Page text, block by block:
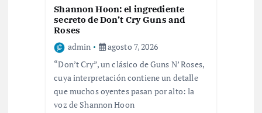
Shannon Hoon: el ingrediente
secreto de Don’t Cry Guns and
Roses
admin
agosto 7, 2026
“Don’t Cry”, un clásico de Guns N’ Roses,
cuya interpretación contiene un detalle
que muchos oyentes pasan por alto: la
voz de Shannon Hoon